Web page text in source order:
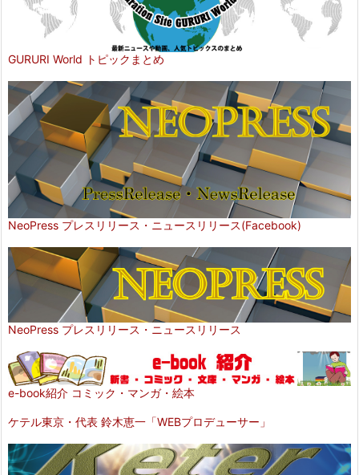
GURURI World トピックまとめ
NeoPress プレスリリース・ニュースリリース(Facebook)
NeoPress プレスリリース・ニュースリリース
e-book紹介 コミック・マンガ・絵本
ケテル東京・代表 鈴木恵一「WEBプロデューサー」